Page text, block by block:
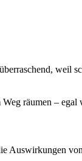
weil
räumen –
Auswirkungen